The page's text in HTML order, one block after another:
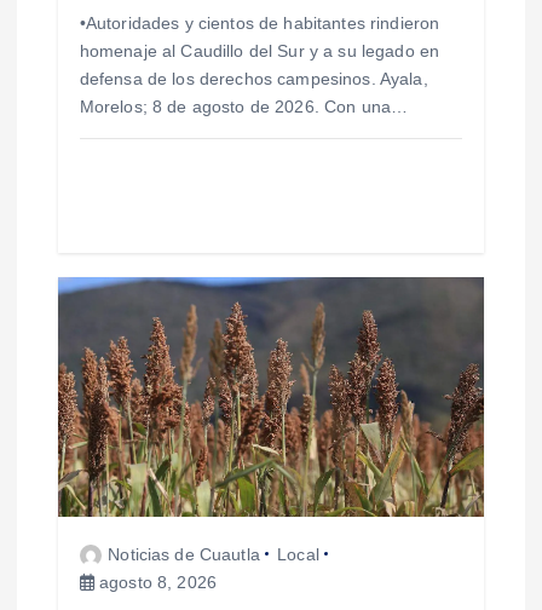
s
•Autoridades y cientos de habitantes rindieron
homenaje al Caudillo del Sur y a su legado en
defensa de los derechos campesinos. Ayala,
Morelos; 8 de agosto de 2026. Con una…
Noticias de Cuautla
Local
agosto 8, 2026